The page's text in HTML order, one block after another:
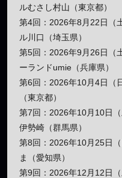
ルむさし村山（東京都）
第4回：2026年8月22日（
ル川口（埼玉県）
第5回：2026年9月26日（
ーランドumie（兵庫県）
第6回：2026年10月4日（
（東京都）
第7回：2026年10月10日
伊勢崎（群馬県）
第8回：2026年10月25日
ま（愛知県）
第9回：2026年12月12日